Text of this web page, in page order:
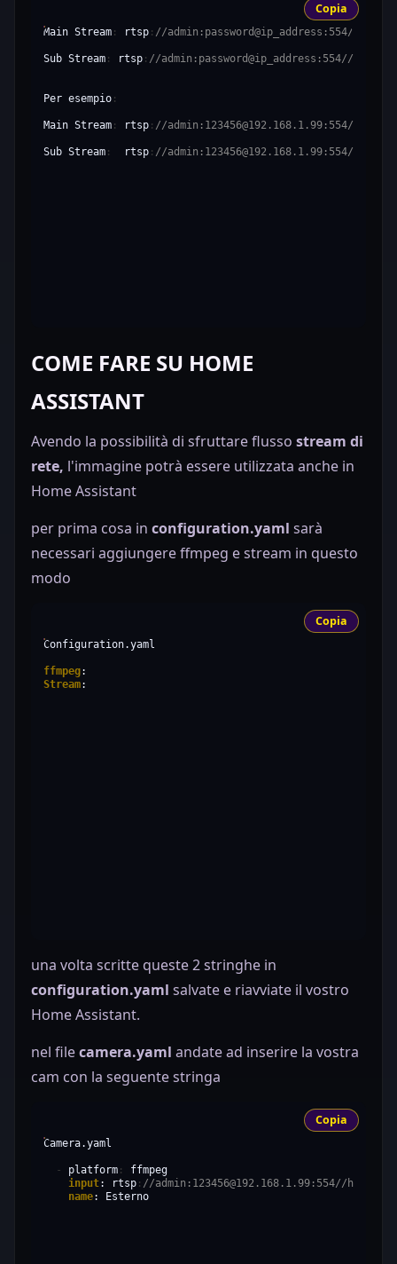
Copia
Main Stream : rtsp : //admin:password@ip_address:554//
Sub Stream : rtsp : //admin:password@ip_address:554//
Per esempio :
Main Stream : rtsp : //admin:123456@192.168.1.99:554//
Sub Stream : rtsp : //admin:123456@192.168.1.99:554//
COME FARE SU HOME
ASSISTANT
Avendo la possibilità di sfruttare flusso stream di
rete, l'immagine potrà essere utilizzata anche in
Home Assistant
per prima cosa in configuration.yaml sarà
necessari aggiungere ffmpeg e stream in questo
modo
Copia
Configuration.yaml
ffmpeg
Stream
una volta scritte queste 2 stringhe in
configuration.yaml salvate e riavviate il vostro
Home Assistant.
nel filecamera.yaml andate ad inserire la vostra
cam con la seguente stringa
Copia
Camera.yaml
- platform :
input: rtsp : //admin:123456@192.168.1.99:554//
name: